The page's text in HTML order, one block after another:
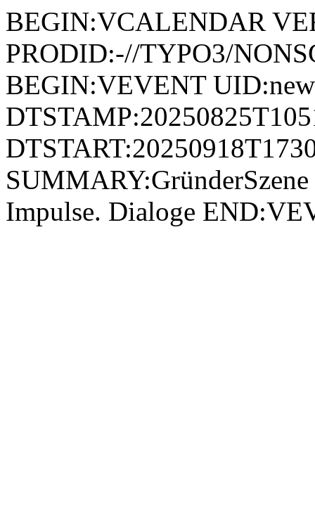
BEGIN:VCALENDAR
PRODID:-//TYPO3/
BEGIN:VEVENT
Impulse. Dialoge